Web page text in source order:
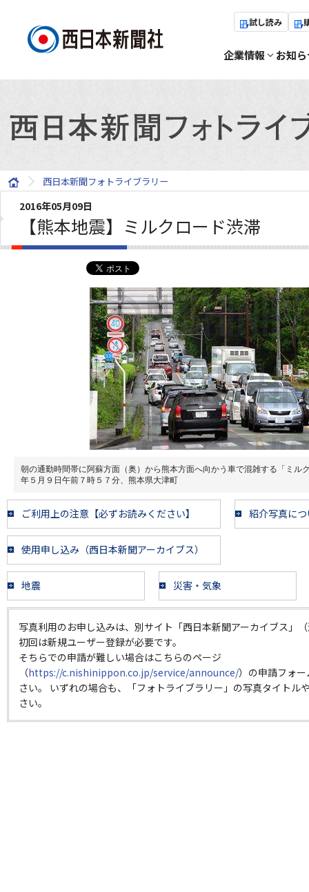
試し読み
企業情報 お知
西日本新聞フォトライブラリー
2016年05月09日
【熊本地震】ミルクロード渋滞
朝の通勤時間帯に阿蘇方面（奥）から熊本方面へ向かう車で混雑する「ミル
年５月９日午前７時５７分、熊本県大津町
ご利用上の注意【必ずお読みください】 紹介写真に
使用申し込み（西日本新聞アーカイブス）
地震 災害・気象
写真利用のお申し込みは、別サイト「西日本新聞アーカイブス」
初回は新規ユーザー登録が必要です。
そちらでの申請が難しい場合はこちらのページ
（https://c.nishinippon.co.jp/service/announce/）の申請フォ
さい。 いずれの場合も、「フォトライブラリー」の写真タイトル
さい。